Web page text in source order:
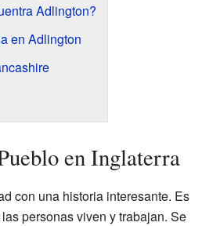
Adlington?
en Adlington
en Inglaterra
con una historia interesante. Es
personas viven y trabajan. Se